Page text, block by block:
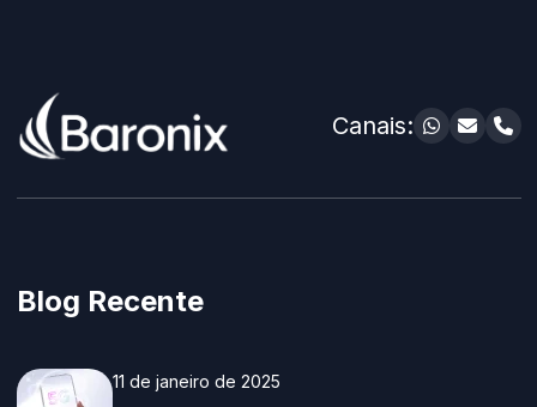
Canais:
Blog Recente
11 de janeiro de 2025